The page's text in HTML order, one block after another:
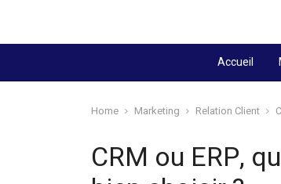
Accueil
Home Marketing Relation Client
CRM ou ERP,